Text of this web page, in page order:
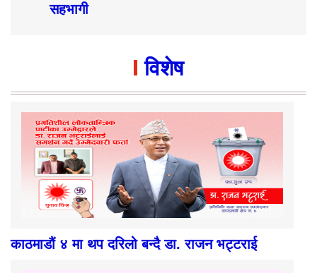
सहभागी
विशेष
काठमाडौं ४ मा थप दरिलो बन्दै डा. राजन भट्टराई